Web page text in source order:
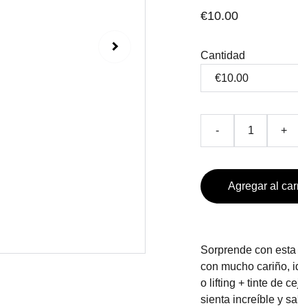
€10.00
Cantidad
- +
Agregar al
Sorprende con esta
con mucho cariño,
o lifting + tinte de
sienta increíble y